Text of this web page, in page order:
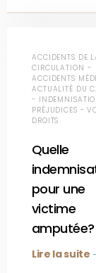
ACCIDENTS DE
CIRCULATION -
ACCIDENTS
ACTUALITÉ DU
-
PRÉJUDICES -
DROITS
Quelle
pour une
victime
amputée?
Lire la suite